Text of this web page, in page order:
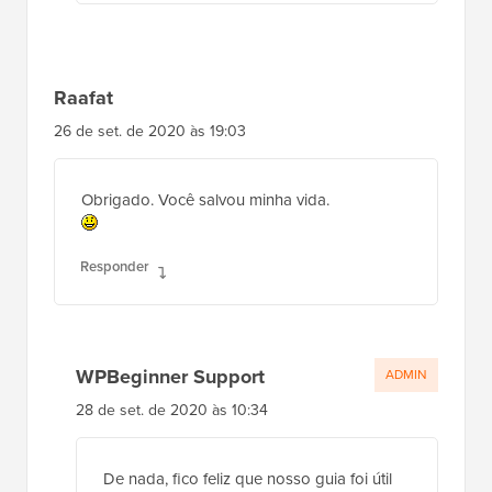
Raafat
26 de set. de 2020 às 19:03
Obrigado. Você salvou minha vida.
Responder
WPBeginner Support
28 de set. de 2020 às 10:34
De nada, fico feliz que nosso guia foi útil
ADMIN